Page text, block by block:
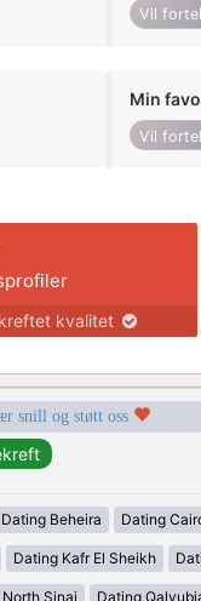
Vil
Min
Vil
kvalitet
snill og støtt oss
Dating Beheira Dating
Dating Kafr El Sheikh
Sinai Dating